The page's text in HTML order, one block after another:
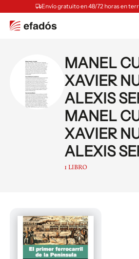
Envío gratuito en 48/72 horas en
MANEL
XAVIER
ALEXIS
MANEL
XAVIER
ALEXIS
1 LIBRO